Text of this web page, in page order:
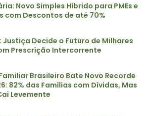
Novo Simples Híbrido para PMEs e
com Descontos de até 70%
Justiça Decide o Futuro de Milhares
Prescrição Intercorrente
Brasileiro Bate Novo Recorde
82% das Famílias com Dívidas, Mas
Levemente